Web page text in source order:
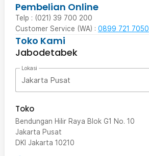
Pembelian Online
Telp : (021) 39 700 200
Customer Service (WA) : 0899 721 7050
Toko Kami
Jabodetabek
Lokasi
Jakarta Pusat
Toko
Bendungan Hilir Raya Blok G1 No. 10
Jakarta Pusat
DKI Jakarta 10210